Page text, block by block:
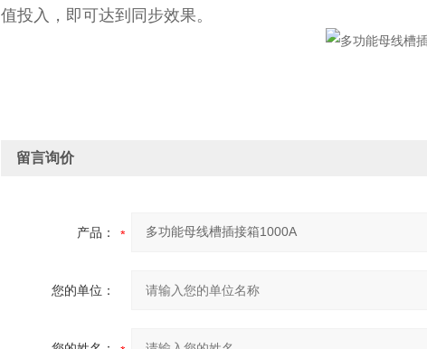
值投入，即可达到同步效果。
留言询价
产品：
您的单位：